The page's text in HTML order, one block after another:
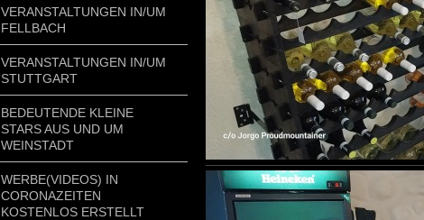
VERANSTALTUNGEN IN/UM
FELLBACH
VERANSTALTUNGEN IN/UM
STUTTGART
BEDEUTENDE KLEINE
STARS AUS UND UM
WEINSTADT
WERBE(VIDEOS) IN
CORONAZEITEN
KOSTENLOS ERSTELLT